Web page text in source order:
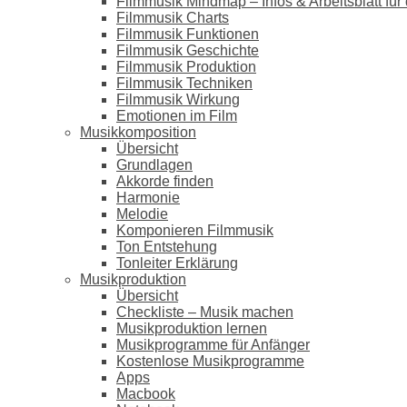
Filmmusik Charts
Filmmusik Funktionen
Filmmusik Geschichte
Filmmusik Produktion
Filmmusik Techniken
Filmmusik Wirkung
Emotionen im Film
Musikkomposition
Übersicht
Grundlagen
Akkorde finden
Harmonie
Melodie
Komponieren Filmmusik
Ton Entstehung
Tonleiter Erklärung
Musikproduktion
Übersicht
Checkliste – Musik machen
Musikproduktion lernen
Musikprogramme für Anfänger
Kostenlose Musikprogramme
Apps
Macbook